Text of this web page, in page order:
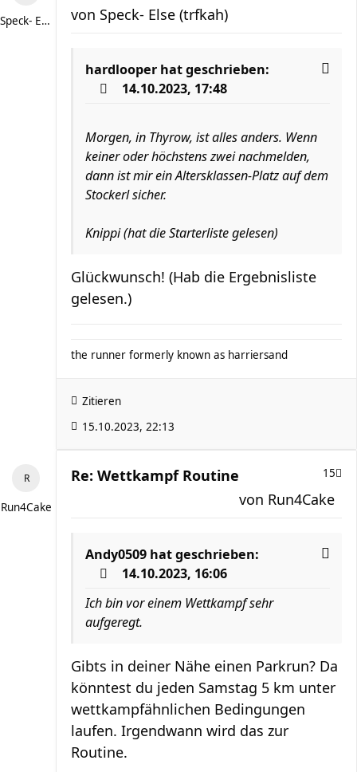
Speck- Else (trfkah) von Speck- Else (trfkah)
hardlooper hat geschrieben:
14.10.2023, 17:48
Morgen, in Thyrow, ist alles anders. Wenn
keiner oder höchstens zwei nachmelden,
dann ist mir ein Altersklassen-Platz auf dem
Stockerl sicher.
Knippi (hat die Starterliste gelesen)
Glückwunsch! (Hab die Ergebnisliste
gelesen.)
the runner formerly known as harriersand
Zitieren
15.10.2023, 22:13
Run4Cake
Re: Wettkampf Routine 15
von Run4Cake
Andy0509 hat geschrieben:
14.10.2023, 16:06
Ich bin vor einem Wettkampf sehr
aufgeregt.
Gibts in deiner Nähe einen Parkrun? Da
könntest du jeden Samstag 5 km unter
wettkampfähnlichen Bedingungen
laufen. Irgendwann wird das zur
Routine.